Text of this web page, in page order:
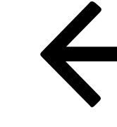
pagination